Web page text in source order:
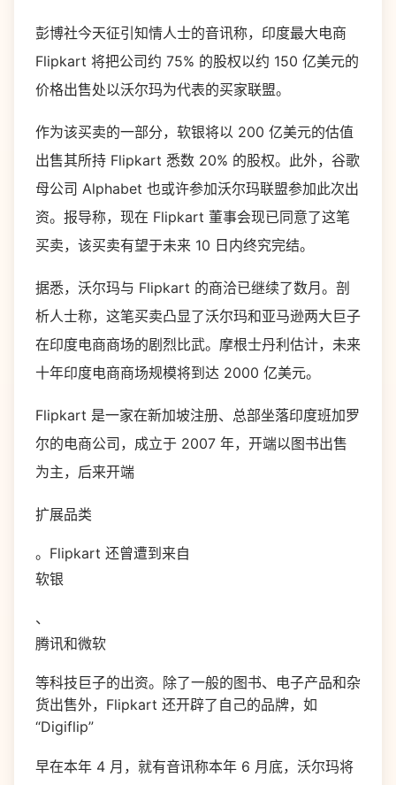
彭博社今天征引知情人士的音讯称，印度最大电商
Flipkart 将把公司约 75% 的股权以约 150 亿美元的
价格出售处以沃尔玛为代表的买家联盟。
作为该买卖的一部分，软银将以 200 亿美元的估值
出售其所持 Flipkart 悉数 20% 的股权。此外， 谷歌
母公司 Alphabet 也或许参加沃尔玛联盟参加此次出
资。报导称，现在 Flipkart 董事会现已同意了这笔
买卖，该买卖有望于未来 10 日内终究完结。
据悉，沃尔玛与 Flipkart 的商洽已继续了数月。剖
析人士称，这笔买卖凸显了沃尔玛和亚马逊两大巨子
在印度电商商场的剧烈比武。 摩根士丹利 估计，未来
十年印度电商商场规模将到达 2000 亿美元。
Flipkart 是一家在新加坡注册、总部坐落印度班加罗
尔的电商公司，成立于 2007 年，开端以图书出售
为主，后来开端
扩展品类
。Flipkart 还曾遭到来自
软银
、
腾讯和微软
等科技巨子的出资。除了一般的图书、电子产品和杂
货出售外，Flipkart 还开辟了自己的品牌，如
“Digiflip”
早在本年 4 月，就有音讯称本年 6 月底，沃尔玛将